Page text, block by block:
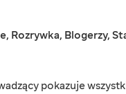
, Rozrywka, Blogerzy,
pokazuje